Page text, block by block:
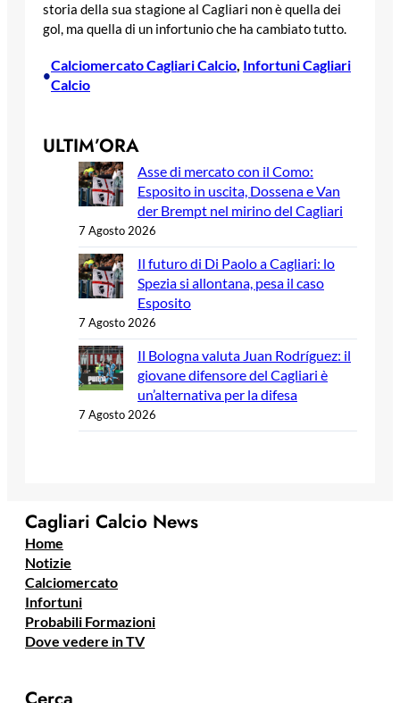
storia della sua stagione al Cagliari non è quella dei
gol, ma quella di un infortunio che ha cambiato tutto.
•
Calciomercato Cagliari Calcio, Infortuni Cagliari
Calcio
ULTIM’ORA
Asse di mercato con il Como:
Esposito in uscita, Dossena e Van
der Brempt nel mirino del Cagliari
7 Agosto 2026
Il futuro di Di Paolo a Cagliari: lo
Spezia si allontana, pesa il caso
Esposito
7 Agosto 2026
Il Bologna valuta Juan Rodríguez: il
giovane difensore del Cagliari è
un’alternativa per la difesa
7 Agosto 2026
Cagliari Calcio News
Home
Notizie
Calciomercato
Infortuni
Probabili Formazioni
Dove vedere in TV